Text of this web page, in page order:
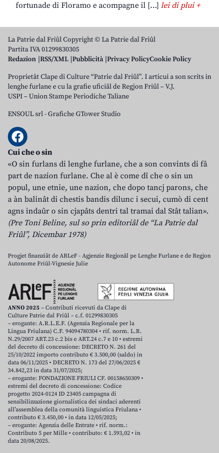
fortunade di Floramo e acompagne il […] lei di plui +
La Patrie dal Friûl Copyright © La Patrie dal Friûl
Partita IVA 01299830305
Redazion RSS/XML Pubblicità Privacy PolicyCookie Policy
Proprietât Clape di Culture “Patrie dal Friûl”. I articui a son scrits in
lenghe furlane e cu la grafie uficiâl de Regjon Friûl – V.J.
USPI – Union Stampe Periodiche Taliane
ENSOUL srl-Grafiche GTower Studio
Cui che o sin
«O sin furlans di lenghe furlane, che a son convints di fâ
part de nazion furlane. Che al è come dî che o sin un
popul, une etnie, une nazion, che dopo tancj parons, che
a àn balinât di chestis bandis dilunc i secui, cumò di cent
agns indaûr o sin cjapâts dentri tal tramai dal Stât talian».
(Pre Toni Beline, sul so prin editoriâl de “La Patrie dal
Friûl”, Dicembar 1978)
Progjet finanziât de ARLeF - Agjenzie Regjonâl pe Lenghe Furlane e de Regjon
Autonome Friûl-Vignesie Julie
ANNO 2025 – Contributi ricevuti da Clape di
Culture Patrie dal Friûl – c.f. 01299830305
– erogante: A.R.L.E.F. (Agenzia Regionale per la
Lingua Friulana) C.F. 94094780304 • rif. norm. L.R.
N.29/2007 ART.23 c.2 bis e ART.24 c.7 e 10 • estremi
del decreto di concessione: DECRETO N. 261 del
25/10/2022 importo contributo € 3.500,00 (saldo) in
data 06/11/2025 • DECRETO N. 173 del 27/06/2025 €
34.842,23 in data 31/07/2025;
– erogante: FONDAZIONE FRIULI CF. 00158650309 •
estremi del decreto di concessione: Codice
progetto 2024-0124 ID 23405 campagna di
sensibilizzazione giornalistica dei sindaci aderenti
all’assemblea della comunità linguistica Friulana •
contributo € 3.450,00 • in data 12/05/2025;
– erogante: Agenzia delle Entrate • rif. norm.:
Contributo 5 per Mille • contributo: € 1.593,02 • in
data 20/08/2025.